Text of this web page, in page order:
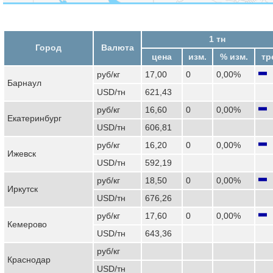
Город Валюта
1 тн
цена
изм. % изм.
Барнаул
руб/кг 17,00 0
0,00%
USD/тн
621,43
Екатеринбург
руб/кг 16,60 0
0,00%
USD/тн
606,81
Ижевск
руб/кг 16,20 0
0,00%
USD/тн
592,19
Иркутск
руб/кг 18,50 0
0,00%
USD/тн
676,26
Кемерово
руб/кг 17,60 0
0,00%
USD/тн
643,36
Краснодар
руб/кг
USD/тн